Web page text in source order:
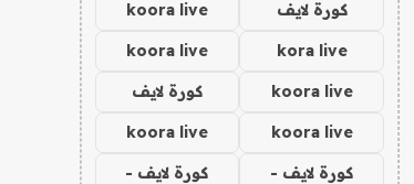
كورة لايف koora live
kora live
koora live
koora live كورة لايف
koora live
koora live
كورة لايف -
كورة لايف -